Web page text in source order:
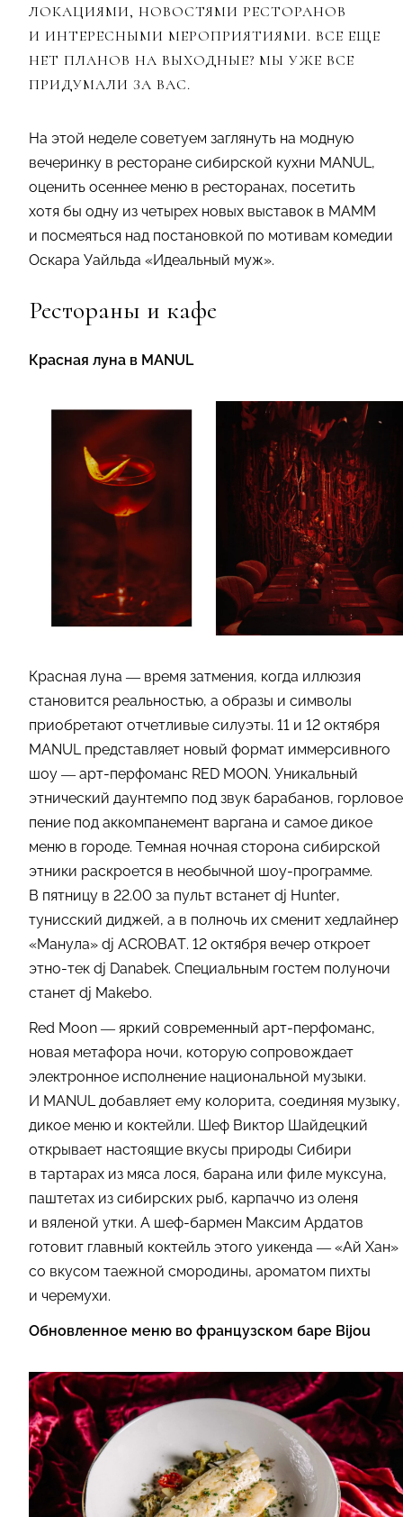
ЛОКАЦИЯМИ, НОВОСТЯМИ РЕСТОРАНОВ
И ИНТЕРЕСНЫМИ МЕРОПРИЯТИЯМИ. ВСЕ ЕЩЕ
НЕТ ПЛАНОВ НА ВЫХОДНЫЕ? МЫ УЖЕ ВСЕ
ПРИДУМАЛИ ЗА ВАС.
На этой неделе советуем заглянуть на модную
вечеринку в ресторане сибирской кухни MANUL,
оценить осеннее меню в ресторанах, посетить
хотя бы одну из четырех новых выставок в МАММ
и посмеяться над постановкой по мотивам комедии
Оскара Уайльда «Идеальный муж».
Рестораны и кафе
Красная луна в MANUL
Красная луна — время затмения, когда иллюзия
становится реальностью, а образы и символы
приобретают отчетливые силуэты. 11 и 12 октября
MANUL представляет новый формат иммерсивного
шоу — арт-перфоманс RED MOON. Уникальный
этнический даунтемпо под звук барабанов, горловое
пение под аккомпанемент варгана и самое дикое
меню в городе. Темная ночная сторона сибирской
этники раскроется в необычной шоу-программе.
В пятницу в 22.00 за пульт встанет dj Hunter,
тунисский диджей, а в полночь их сменит хедлайнер
«Манула» dj ACROBAT. 12 октября вечер откроет
этно-тек dj Danabek. Специальным гостем полуночи
станет dj Makebo.
Red Moon — яркий современный арт-перфоманс,
новая метафора ночи, которую сопровождает
электронное исполнение национальной музыки.
И MANUL добавляет ему колорита, соединяя музыку,
дикое меню и коктейли. Шеф Виктор Шайдецкий
открывает настоящие вкусы природы Сибири
в тартарах из мяса лося, барана или филе муксуна,
паштетах из сибирских рыб, карпаччо из оленя
и вяленой утки. А шеф-бармен Максим Ардатов
готовит главный коктейль этого уикенда — «Ай Хан»
со вкусом таежной смородины, ароматом пихты
и черемухи.
Обновленное меню во французском баре Bijou